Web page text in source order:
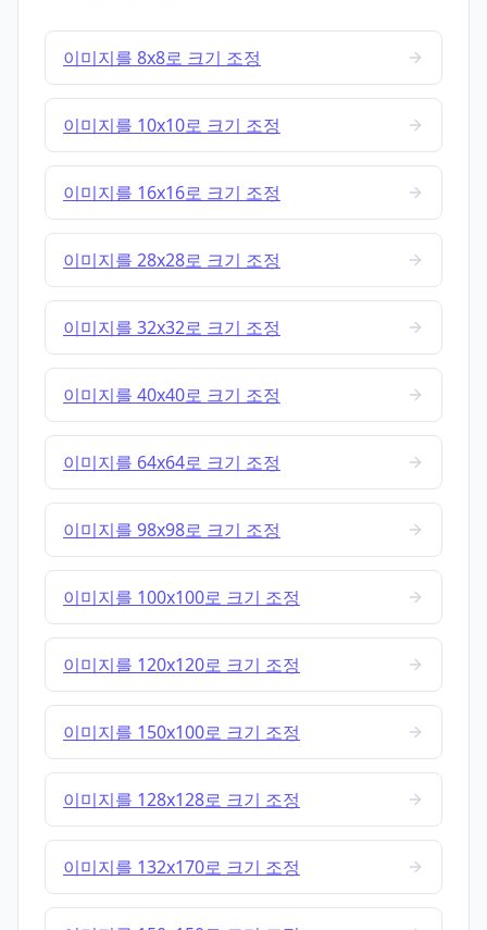
이미지를 8x8로 크기 조정
이미지를 10x10로 크기 조정
이미지를 16x16로 크기 조정
이미지를 28x28로 크기 조정
이미지를 32x32로 크기 조정
이미지를 40x40로 크기 조정
이미지를 64x64로 크기 조정
이미지를 98x98로 크기 조정
이미지를 100x100로 크기 조정
이미지를 120x120로 크기 조정
이미지를 150x100로 크기 조정
이미지를 128x128로 크기 조정
이미지를 132x170로 크기 조정